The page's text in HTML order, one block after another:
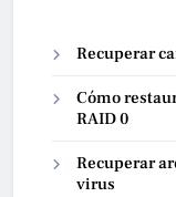
Recuperar
Cómo
RAID 0
Recuperar
virus